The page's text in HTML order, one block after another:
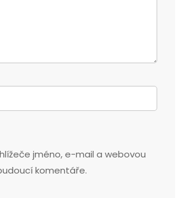
jméno, e-mail a webovou
komentáře.